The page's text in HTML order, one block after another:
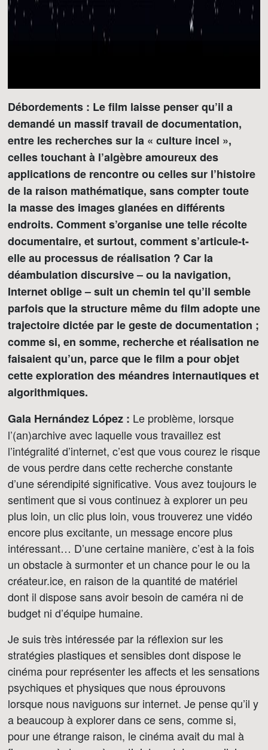
Débordements : Le film laisse penser qu’il a
demandé un massif travail de documentation,
entre les recherches sur la « culture incel »,
celles touchant à l’algèbre amoureux des
applications de rencontre ou celles sur l’histoire
de la raison mathématique, sans compter toute
la masse des images glanées en différents
endroits. Comment s’organise une telle récolte
documentaire, et surtout, comment s’articule-t-
elle au processus de réalisation ? Car la
déambulation discursive – ou la navigation,
Internet oblige – suit un chemin tel qu’il semble
parfois que la structure même du film adopte une
trajectoire dictée par le geste de documentation ;
comme si, en somme, recherche et réalisation ne
faisaient qu’un, parce que le film a pour objet
cette exploration des méandres internautiques et
algorithmiques.
Gala Hernández López : Le problème, lorsque
l’(an)archive avec laquelle vous travaillez est
l’intégralité d’internet, c’est que vous courez le risque
de vous perdre dans cette recherche constante
d’une sérendipité significative. Vous avez toujours le
sentiment que si vous continuez à explorer un peu
plus loin, un clic plus loin, vous trouverez une vidéo
encore plus excitante, un message encore plus
intéressant… D’une certaine manière, c’est à la fois
un obstacle à surmonter et un chance pour le ou la
créateur.ice, en raison de la quantité de matériel
dont il dispose sans avoir besoin de caméra ni de
budget ni d’équipe humaine.
Je suis très intéressée par la réflexion sur les
stratégies plastiques et sensibles dont dispose le
cinéma pour représenter les affects et les sensations
psychiques et physiques que nous éprouvons
lorsque nous naviguons sur internet. Je pense qu’il y
a beaucoup à explorer dans ce sens, comme si,
pour une étrange raison, le cinéma avait du mal à